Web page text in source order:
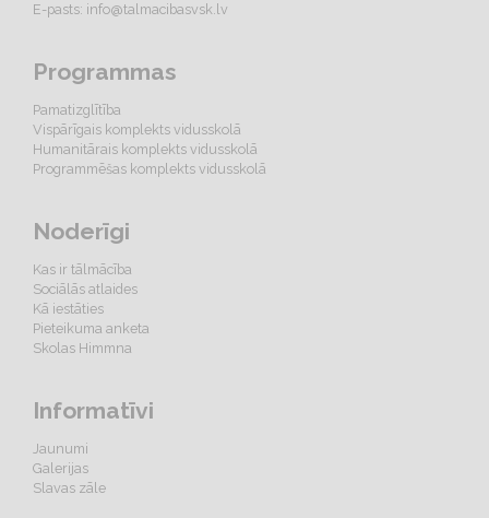
E-pasts: info@talmacibasvsk.lv
Programmas
Pamatizglītība
Vispārīgais komplekts vidusskolā
Humanitārais komplekts vidusskolā
Programmēšas komplekts vidusskolā
Noderīgi
Kas ir tālmācība
Sociālās atlaides
Kā iestāties
Pieteikuma anketa
Skolas Himmna
Informatīvi
Jaunumi
Galerijas
Slavas zāle